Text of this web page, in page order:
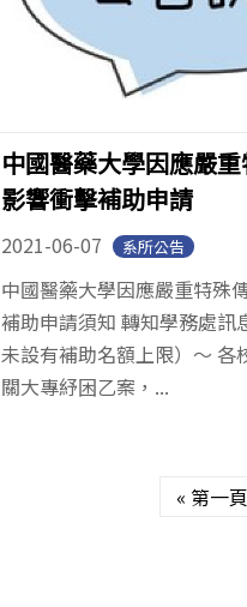
中國醫藥大學因應嚴
影響衝擊補助申請
2021-06-07 系所公告
中國醫藥大學因應嚴重特殊
補助申請須知 轉知學務處訊
未設有補助名額上限）～ 各
關大專紓困乙案，...
« 第一頁